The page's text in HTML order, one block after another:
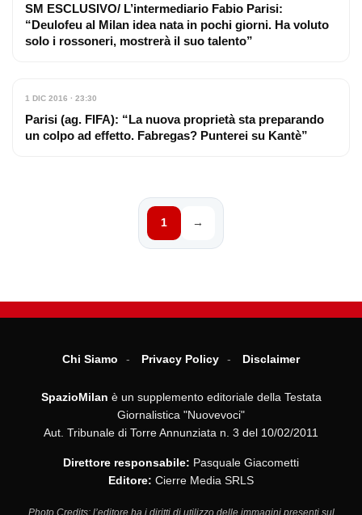
SM ESCLUSIVO/ L’intermediario Fabio Parisi:
“Deulofeu al Milan idea nata in pochi giorni. Ha voluto
solo i rossoneri, mostrerà il suo talento”
1 DIC 2016 · 23:30
Parisi (ag. FIFA): “La nuova proprietà sta preparando
un colpo ad effetto. Fabregas? Punterei su Kantè”
1 →
Chi Siamo Privacy Policy Disclaimer
SpazioMilan è un supplemento editoriale della Testata
Giornalistica "Nuovevoci"
Aut. Tribunale di Torre Annunziata n. 3 del 10/02/2011
Direttore responsabile: Pasquale Giacometti
Editore: Cierre Media SRLS
Photo Credits: l’editore ha i diritti di utilizzo delle immagini presenti sul